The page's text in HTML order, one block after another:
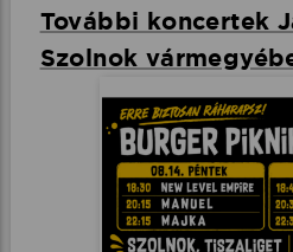
További koncertek
Szolnok